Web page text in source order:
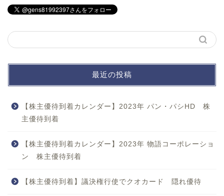
最近の投稿
【株主優待到着カレンダー】2023年 パン・パシHD 株
主優待到着
【株主優待到着カレンダー】2023年 物語コーポレーショ
ン 株主優待到着
【株主優待到着】議決権行使でクオカード 隠れ優待